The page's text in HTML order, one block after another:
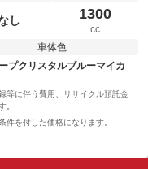
し 1300
cc
車体色
プクリスタルブルーマイカ
等に伴う費用、リサイクル預託金
。
件を付した価格になります。